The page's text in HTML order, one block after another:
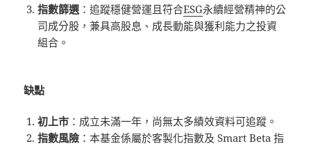
指數篩選 ：追蹤穩健營運且符合ESG永續經營精神的公
司成分股，兼具高股息、成長動能與獲利能力之投資
組合。
缺點
初上市 ：成立未滿一年，尚無太多績效資料可追蹤。
指數風險 ：本基金係屬於客製化指數及 Smart Beta 指